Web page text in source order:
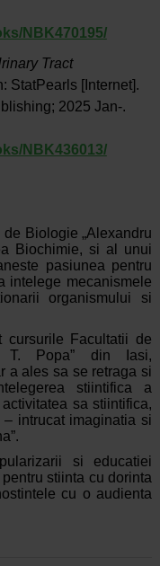
NBK470195/
Tract
StatPearls [Internet].
2025 Jan-.
NBK436013/
Biologie „Alexandru
Biochimie, si al unui
pasiunea pentru
intelege mecanismele
organismului si
cursurile Facultatii de
T. Popa” din Iasi,
a ales sa se retraga si
stiintifica a
sa stiintifica,
intrucat imaginatia si
si educatiei
stiinta cu dorinta
cu o audienta